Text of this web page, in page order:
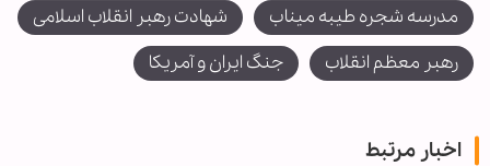
مدرسه شجره طیبه میناب
شهادت رهبر انقلاب اسلامی
رهبر معظم انقلاب
جنگ ایران و آمریکا
اخبار مرتبط